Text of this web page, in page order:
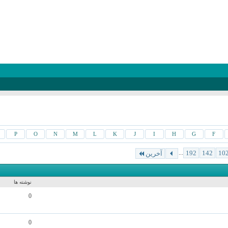
F
G
H
I
J
K
L
M
N
O
P
102
142
192
... آخرین
نوشته ها
0
0